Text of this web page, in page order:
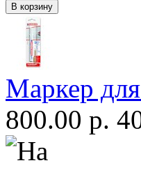
Маркер
800.00 р.